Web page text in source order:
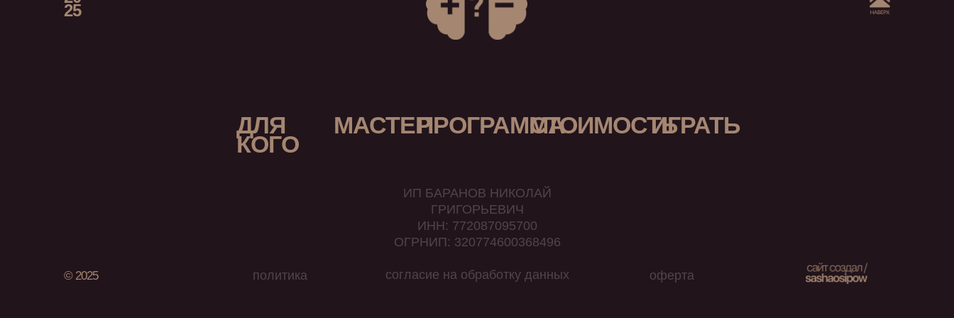
25
© 2025 политика согласие на обработку данных
ИП БАРАНОВ НИКОЛАЙ
ГРИГОРЬЕВИЧ
ИНН: 772087095700
ОГРНИП: 320774600368496
ДЛЯ
КОГО
МАСТЕРПРОГРАММАСТОИМОСТЬИГРАТЬ
оферта